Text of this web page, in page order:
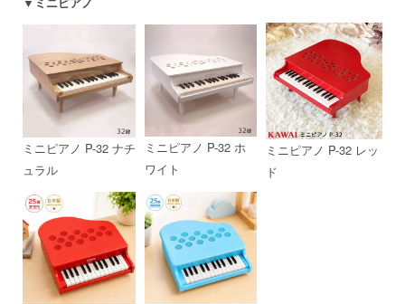
ミニピアノ P-32 ナチ
ュラル
ミニピアノ P-32 ホ
ワイト
ミニピアノ P-32 レッ
ド